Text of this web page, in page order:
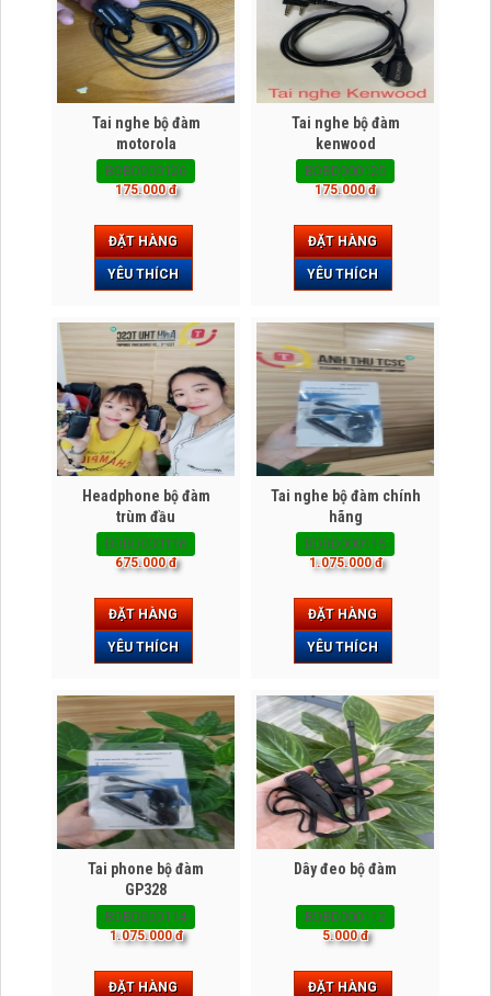
Tai nghe bộ đàm
motorola
BDBD000126
175.000 đ
ĐẶT HÀNG
YÊU THÍCH
Tai nghe bộ đàm
kenwood
BDBD000125
175.000 đ
ĐẶT HÀNG
YÊU THÍCH
Headphone bộ đàm
trùm đầu
BDBD000116
675.000 đ
ĐẶT HÀNG
YÊU THÍCH
Tai nghe bộ đàm chính
hãng
BDBD000115
1.075.000 đ
ĐẶT HÀNG
YÊU THÍCH
Tai phone bộ đàm
GP328
BDBD000114
1.075.000 đ
ĐẶT HÀNG
Dây đeo bộ đàm
BDBD000112
5.000 đ
ĐẶT HÀNG